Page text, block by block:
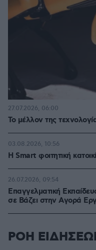
Το μέλλον της
27.07.2026, 06:00
Η Smart φοιτητική
03.08.2026, 10:56
Επαγγελματική
σε Bάζει στην Aγορά
26.07.2026, 09:54
ΡΟΗ